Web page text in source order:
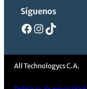
Síguenos
Facebook
Instagram
TikTok
All Technologycs C.A.